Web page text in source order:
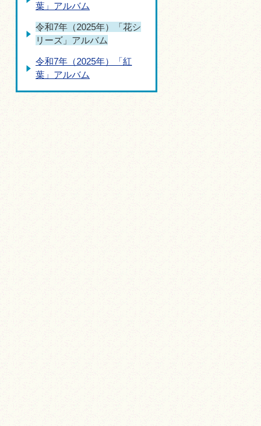
葉」アルバム
令和7年（2025年）「花シ
リーズ」アルバム
令和7年（2025年）「紅
葉」アルバム